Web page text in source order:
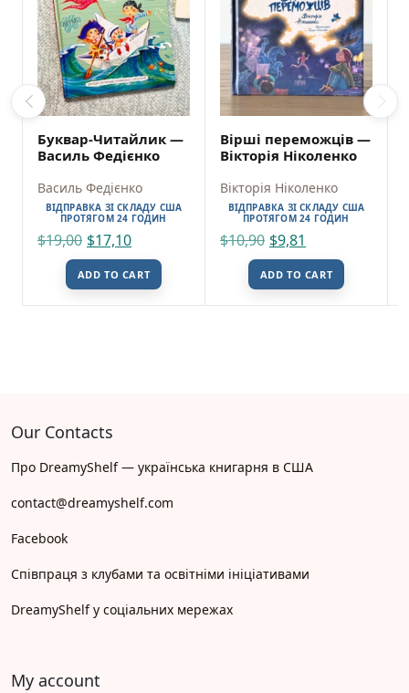
Буквар-Читайлик —
Василь Федієнко
Василь Федієнко
ВІДПРАВКА ЗІ СКЛАДУ США
ПРОТЯГОМ 24 ГОДИН
$19,00 $17,10
ADD TO CART
Вірші переможців —
Вікторія Ніколенко
Вікторія Ніколенко
ВІДПРАВКА ЗІ СКЛАДУ США
ПРОТЯГОМ 24 ГОДИН
$10,90 $9,81
ADD TO CART
Our Contacts
Про DreamyShelf — українська книгарня в США
contact@dreamyshelf.com
Facebook
Співпраця з клубами та освітніми ініціативами
DreamyShelf у соціальних мережах
My account